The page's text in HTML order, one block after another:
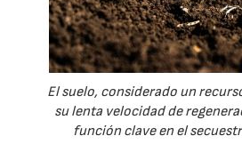
El suelo, considerado un
su lenta velocidad de
función clave en el